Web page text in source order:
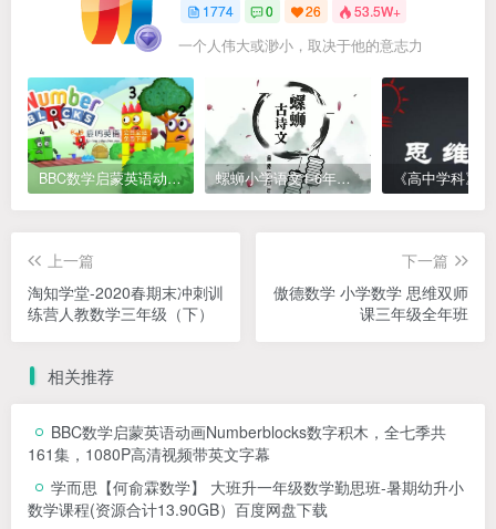
1774 0 26 53.5W+
一个人伟大或渺小，取决于他的意志力
BBC数学启蒙英语动画Numberblocks数字积木，全七季共161集，1080P高清视频带英文字幕 螺蛳小学语文1-6年级《小学古诗文》课程视频
上一篇
淘知学堂-2020春期末冲刺训
练营人教数学三年级（下）
下一篇
傲德数学 小学数学 思维双师
课三年级全年班
相关推荐
BBC数学启蒙英语动画Numberblocks数字积木，全七季共
161集，1080P高清视频带英文字幕
学而思【何俞霖数学】 大班升一年级数学勤思班-暑期幼升小
数学课程(资源合计13.90GB）百度网盘下载